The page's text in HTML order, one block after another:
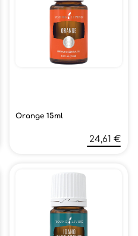
Orange 15ml
24,61 €